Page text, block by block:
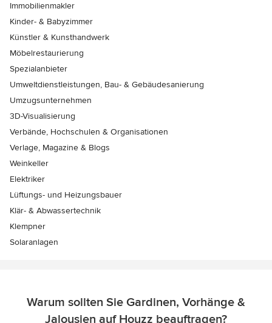
Immobilienmakler
Kinder- & Babyzimmer
Künstler & Kunsthandwerk
Möbelrestaurierung
Spezialanbieter
Umweltdienstleistungen, Bau- & Gebäudesanierung
Umzugsunternehmen
3D-Visualisierung
Verbände, Hochschulen & Organisationen
Verlage, Magazine & Blogs
Weinkeller
Elektriker
Lüftungs- und Heizungsbauer
Klär- & Abwassertechnik
Klempner
Solaranlagen
Warum sollten Sie Gardinen, Vorhänge &
Jalousien auf Houzz beauftragen?